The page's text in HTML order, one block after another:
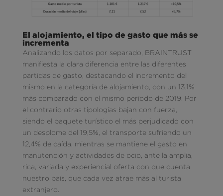
El alojamiento, el tipo de gasto que más se
incrementa
Analizando los datos por separado, BRAINTRUST
manifiesta la clara diferencia entre las diferentes
partidas de gasto, destacando el incremento del
mismo en la categoría de alojamiento, con un 13,1%
más comparado con el mismo período de 2019. Por
el contrario otras tipologías bajan con fuerza,
siendo el paquete turístico el más perjudicado con
un desplome del 19,5%, el transporte sufriendo un
12,4% de caída, mientras se mantiene el gasto en
manutención y actividades de ocio, ante la amplia,
rica, variada y experiencial oferta con que cuenta
nuestro país, que cada vez atrae más al turista
extranjero.